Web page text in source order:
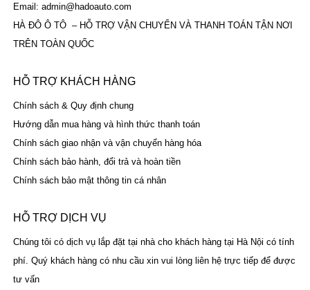
Email: admin@hadoauto.com
HÀ ĐÔ Ô TÔ – HỖ TRỢ VẬN CHUYỂN VÀ THANH TOÁN TẬN NƠI
TRÊN TOÀN QUỐC
HỖ TRỢ KHÁCH HÀNG
Chính sách & Quy định chung
Hướng dẫn mua hàng và hình thức thanh toán
Chính sách giao nhận và vận chuyển hàng hóa
Chính sách bảo hành, đổi trả và hoàn tiền
Chính sách bảo mật thông tin cá nhân
HỖ TRỢ DỊCH VỤ
Chúng tôi có dịch vụ lắp đặt tại nhà cho khách hàng tại Hà Nội có tính
phí. Quý khách hàng có nhu cầu xin vui lòng liên hệ trực tiếp để được
tư vấn